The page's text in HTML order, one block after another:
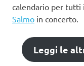
calendario per tutti
Salmo in concerto.
Leggi le